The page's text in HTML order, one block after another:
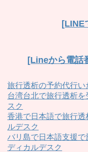
[LINE
[Lineから電話
旅行透析の予約代行
台湾台北で旅行透析
スク
香港で日本語で旅行
ルデスク
バリ島で日本語支援
ディカルデスク